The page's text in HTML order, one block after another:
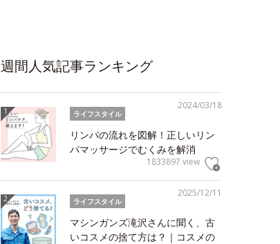
週間人気記事ランキング
2024/03/18
ライフスタイル
リンパの流れを図解！正しいリン
パマッサージでむくみを解消
1833897 view
2025/12/11
ライフスタイル
マシンガンズ滝沢さんに聞く、古
いコスメの捨て方は？｜コスメの